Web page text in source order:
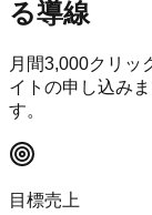
る導線
月間3,000クリッ
イトの申し込み
す。
目標売上